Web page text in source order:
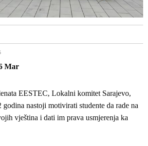
Mar
EESTEC, Lokalni komitet Sarajevo,
nastoji motivirati studente da rade na
vještina i dati im prava usmjerenja ka